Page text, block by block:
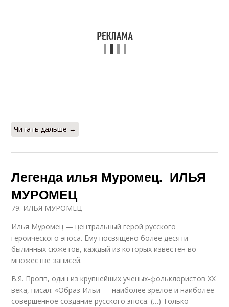
Читать дальше →
Легенда илья Муромец. ИЛЬЯ
МУРОМЕЦ
79. ИЛЬЯ МУРОМЕЦ
Илья Муромец — центральный герой русского
героического эпоса. Ему посвящено более десяти
былинных сюжетов, каждый из которых известен во
множестве записей.
В.Я. Пропп, один из крупнейших ученых-фольклористов XX
века, писал: «Образ Ильи — наиболее зрелое и наиболее
совершенное создание русского эпоса. (…) Только